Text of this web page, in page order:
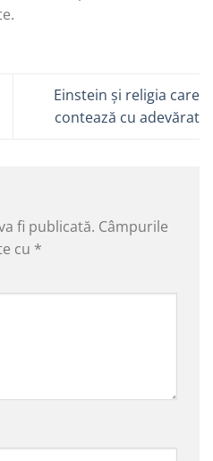
Einstein și religia care
contează cu adevărat
fi publicată. Câmpurile
cu *